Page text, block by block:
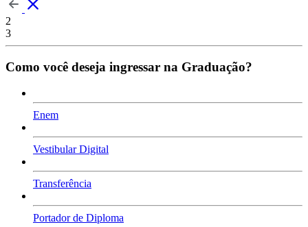
2
3
Como você deseja ingressar na Graduação?
Enem
Vestibular Digital
Transferência
Portador de Diploma